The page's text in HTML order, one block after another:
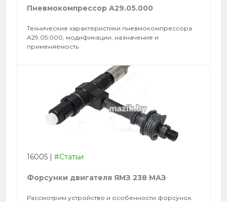
Пневмокомпрессор А29.05.000
Технические характеристики пневмокомпрессора
А29.05.000, модификации, назначение и
применяемость
16005 | #Статьи
Форсунки двигателя ЯМЗ 238 МАЗ
Рассмотрим устройство и особенности форсунок